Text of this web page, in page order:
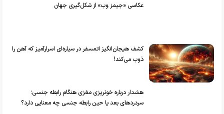
عکاسی «جیمز وب» از شکل‌گیری جهان
کشف هیجان‌انگیز اتمسفر در سیاره‌ای اسرارآمیز که آهن را
ذوب می‌کند!
هشدار درباره خونریزی مغزی هنگام رابطه جنسی؛
سردرد‌های بعد یا حین رابطه جنسی چه معنایی دارد؟